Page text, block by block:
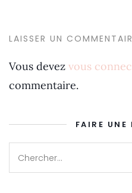
LAISSER UN
Vous devez vous
commentaire.
FAIRE UNE